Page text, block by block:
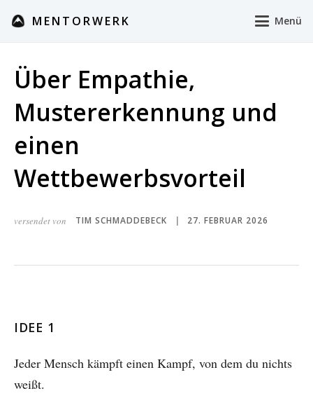
MENTORWERK Menü
Über Empathie,
Mustererkennung und
einen
Wettbewerbsvorteil
versendet von TIM SCHMADDEBECK 27. FEBRUAR 2026
IDEE 1
Jeder Mensch kämpft einen Kampf, von dem du nichts
weißt.